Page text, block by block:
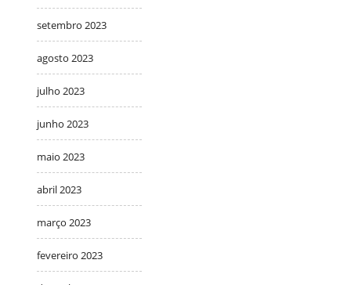
setembro 2023
agosto 2023
julho 2023
junho 2023
maio 2023
abril 2023
março 2023
fevereiro 2023